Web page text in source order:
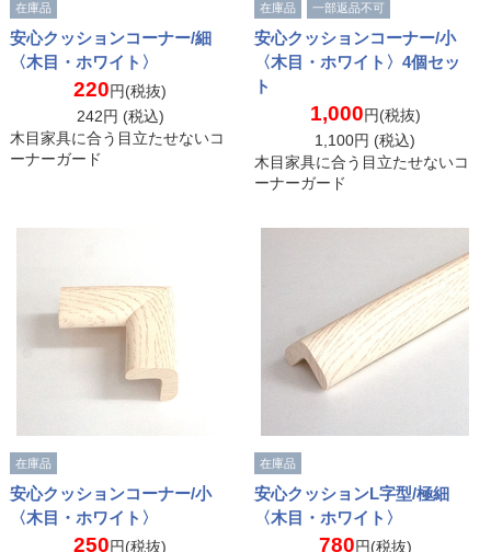
在庫品
安心クッションコーナー/細
〈木目・ホワイト〉
220円(税抜)
242円 (税込)
木目家具に合う目立たせないコ
ーナーガード
在庫品 一部返品不可
安心クッションコーナー/小
〈木目・ホワイト〉4個セッ
ト
1,000円(税抜)
1,100円 (税込)
木目家具に合う目立たせないコ
ーナーガード
在庫品
安心クッションコーナー/小
〈木目・ホワイト〉
250円(税抜)
在庫品
安心クッションL字型/極細
〈木目・ホワイト〉
780円(税抜)